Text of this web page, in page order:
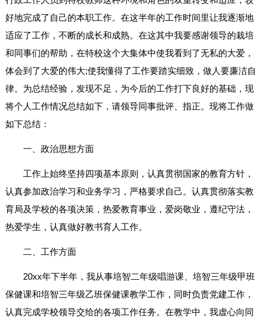
好地完成了自己的本职工作。在这半年的工作时间里让我逐渐地
适应了工作，不断的成长和成熟。在这其中我要感谢领导的栽培
和同事们的帮助，在特校这个大集体中使我看到了无私的大爱，
体会到了大爱的伟大;使我懂得了工作要踏实细致，做人要廉洁自
律。为总结经验，发现不足，为今后的工作打下良好的基础，现
将个人工作情况总结如下，请领导同事批评、指正。现将工作做
如下总结：
一、政治思想方面
工作上始终坚持四项基本原则，认真贯彻国家的教育方针，
认真参加政治学习和业务学习，严格要求自己。认真贯彻落实教
育局及学校的各项决策，热爱教育事业，爱岗敬业，遵纪守法，
热爱学生，认真做好教书育人工作。
二、工作方面
20xx年下半年，我从事培智二年级唱游课、培智三年级甲班
保健课和培智三年级乙班保健课教学工作，同时负责党建工作，
认真完成学校领导交给的各项工作任务。在教学中，我虚心向同